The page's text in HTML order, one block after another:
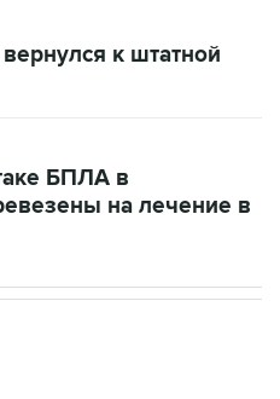
к штатной
БПЛА в
на лечение в